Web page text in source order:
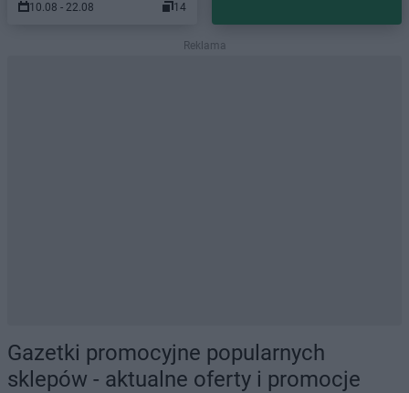
10.08 - 22.08
14
Reklama
Gazetki promocyjne popularnych
sklepów - aktualne oferty i promocje